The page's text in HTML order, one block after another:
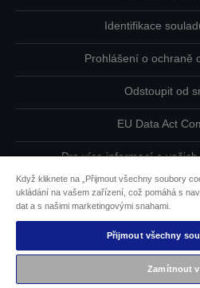
Identifikace
Prohlášení o ochraně
Odstoupit od
EU Data Act
Pro více informací o
Informace o
Závazek usnadnění
Copyright © 2026
Když kliknete na „Přijmout všechny soubory
ukládání na vašem zařízení, což pomáhá s
dat a s našimi marketingovými snahami.
Přijmout všechny
Zamítnout